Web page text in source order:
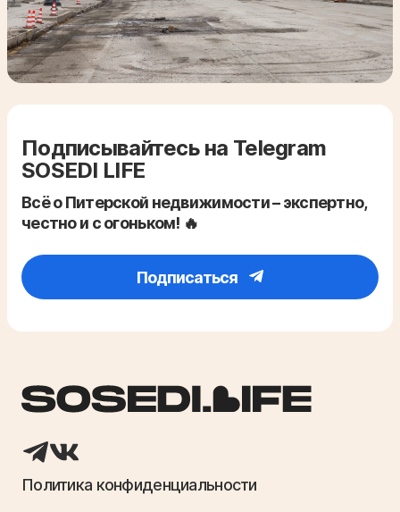
Подписывайтесь на Telegram
SOSEDI LIFE
Всё о Питерской недвижимости – экспертно,
честно и с огоньком! 🔥
Подписаться
Политика конфиденциальности